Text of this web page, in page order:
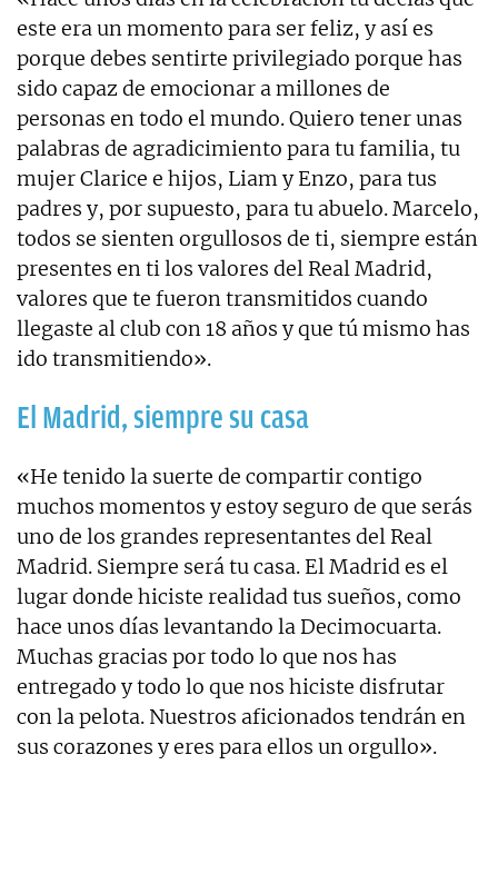
este era un momento para ser feliz, y así es
porque debes sentirte privilegiado porque has
sido capaz de emocionar a millones de
personas en todo el mundo. Quiero tener unas
palabras de agradicimiento para tu familia, tu
mujer Clarice e hijos, Liam y Enzo, para tus
padres y, por supuesto, para tu abuelo. Marcelo,
todos se sienten orgullosos de ti, siempre están
presentes en ti los valores del Real Madrid,
valores que te fueron transmitidos cuando
llegaste al club con 18 años y que tú mismo has
ido transmitiendo».
El Madrid, siempre su casa
«He tenido la suerte de compartir contigo
muchos momentos y estoy seguro de que serás
uno de los grandes representantes del Real
Madrid. Siempre será tu casa. El Madrid es el
lugar donde hiciste realidad tus sueños, como
hace unos días levantando la Decimocuarta.
Muchas gracias por todo lo que nos has
entregado y todo lo que nos hiciste disfrutar
con la pelota. Nuestros aficionados tendrán en
sus corazones y eres para ellos un orgullo».